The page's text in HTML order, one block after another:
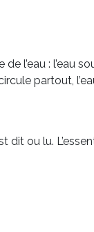
l’eau : l’eau
partout,
dit ou lu.